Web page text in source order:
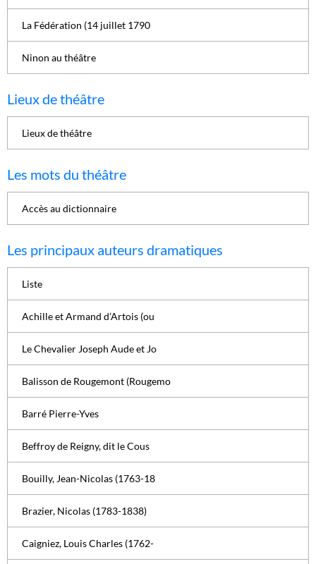
La Fédération (14 juillet 1790
Ninon au théâtre
Lieux de théâtre
Lieux de théâtre
Les mots du théâtre
Accès au dictionnaire
Les principaux auteurs dramatiques
Liste
Achille et Armand d’Artois (ou
Le Chevalier Joseph Aude et Jo
Balisson de Rougemont (Rougemo
Barré Pierre-Yves
Beffroy de Reigny, dit le Cous
Bouilly, Jean-Nicolas (1763-18
Brazier, Nicolas (1783-1838)
Caigniez, Louis Charles (1762-